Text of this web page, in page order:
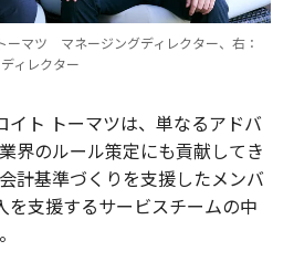
マツ マネージングディレクター、右：
ィレクター
イト トーマツは、単なるアドバ
界のルール策定にも貢献してき
計基準づくりを支援したメンバ
を支援するサービスチームの中